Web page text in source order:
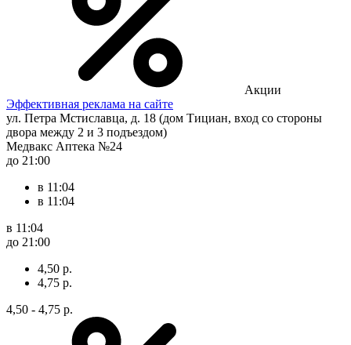
Акции
Эффективная реклама на сайте
ул. Петра Мстиславца, д. 18 (дом Тициан, вход со стороны
двора между 2 и 3 подъездом)
Медвакс Аптека №24
до 21:00
в 11:04
в 11:04
в 11:04
до 21:00
4,50 р.
4,75 р.
4,50 - 4,75 р.